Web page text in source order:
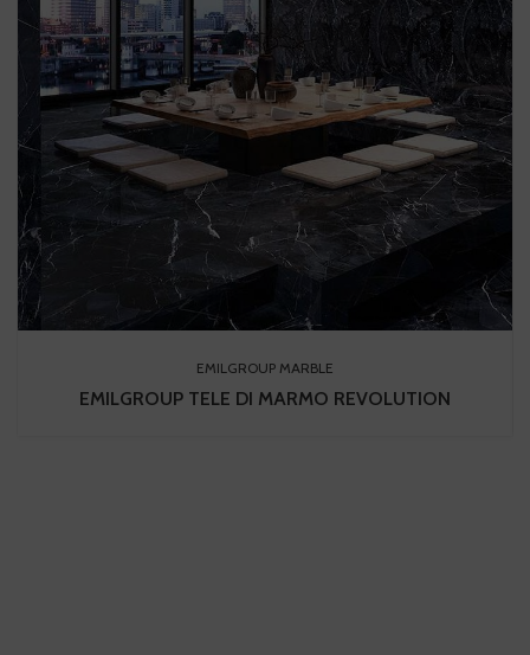
EMILGROUP MARBLE
EMILGROUP TELE DI MARMO REVOLUTION